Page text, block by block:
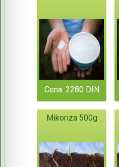
Cena: 2280 DIN
Mikoriza 500g